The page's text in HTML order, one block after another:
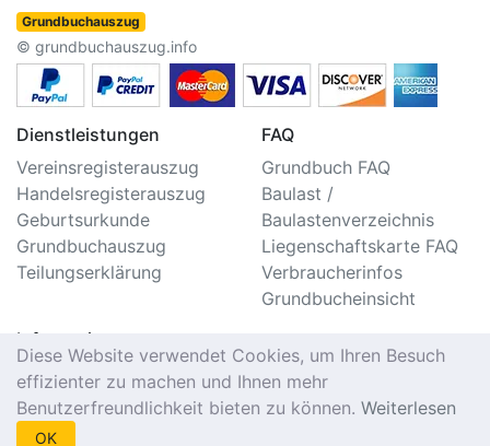
Grundbuchauszug
© grundbuchauszug.info
Dienstleistungen
Vereinsregisterauszug
Handelsregisterauszug
Geburtsurkunde
Grundbuchauszug
Teilungserklärung
FAQ
Grundbuch FAQ
Baulast /
Baulastenverzeichnis
Liegenschaftskarte FAQ
Verbraucherinfos
Grundbucheinsicht
Information
Impressum/Kontakt
Datenschutzerklärung
Nutzungsbedingungen
Diese Website verwendet Cookies, um Ihren Besuch
effizienter zu machen und Ihnen mehr
Benutzerfreundlichkeit bieten zu können. Weiterlesen
OK